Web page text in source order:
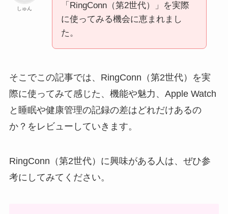
しゅん
「RingConn（第2世代）」を実際
に使ってみる機会に恵まれまし
た。
そこでこの記事では、RingConn（第2世代）を実
際に使ってみて感じた、機能や魅力、Apple Watch
と睡眠や健康管理の記録の差はどれだけあるの
か？をレビューしていきます。
RingConn（第2世代）に興味がある人は、ぜひ参
考にしてみてください。